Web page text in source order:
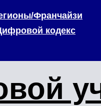
Франчайзи
кодекс